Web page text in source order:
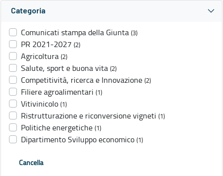
Categoria
Comunicati stampa della Giunta (3)
PR 2021-2027 (2)
Agricoltura (2)
Salute, sport e buona vita (2)
Competitività, ricerca e Innovazione (2)
Filiere agroalimentari (1)
Vitivinicolo (1)
Ristrutturazione e riconversione vigneti (1)
Politiche energetiche (1)
Dipartimento Sviluppo economico (1)
Cancella